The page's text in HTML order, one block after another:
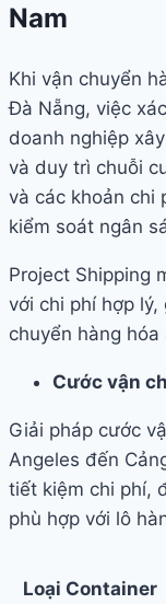
Nam
Khi vận chuyển
Đà Nẵng, việc
doanh nghiệp
và duy trì chuỗi
và các khoản chi
kiểm soát ngân
Project Shipping
với chi phí hợp
chuyển hàng
Cước vận
Giải pháp cước
Angeles đến
tiết kiệm chi phí,
phù hợp với lô
Loại Container